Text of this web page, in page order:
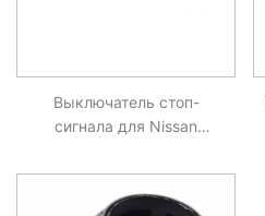
Выключатель стоп-
сигнала для Nissan
RENAULT Clio Espace
04404452, 7700414988,